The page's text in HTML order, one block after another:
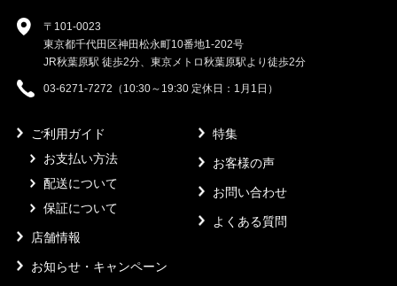
〒101-0023
東京都千代田区神田松永町10番地1-202号
JR秋葉原駅 徒歩2分、東京メトロ秋葉原駅より徒歩2分
03-6271-7272（10:30～19:30 定休日：1月1日）
ご利用ガイド
お支払い方法
配送について
保証について
店舗情報
お知らせ・キャンペーン
特集
お客様の声
お問い合わせ
よくある質問